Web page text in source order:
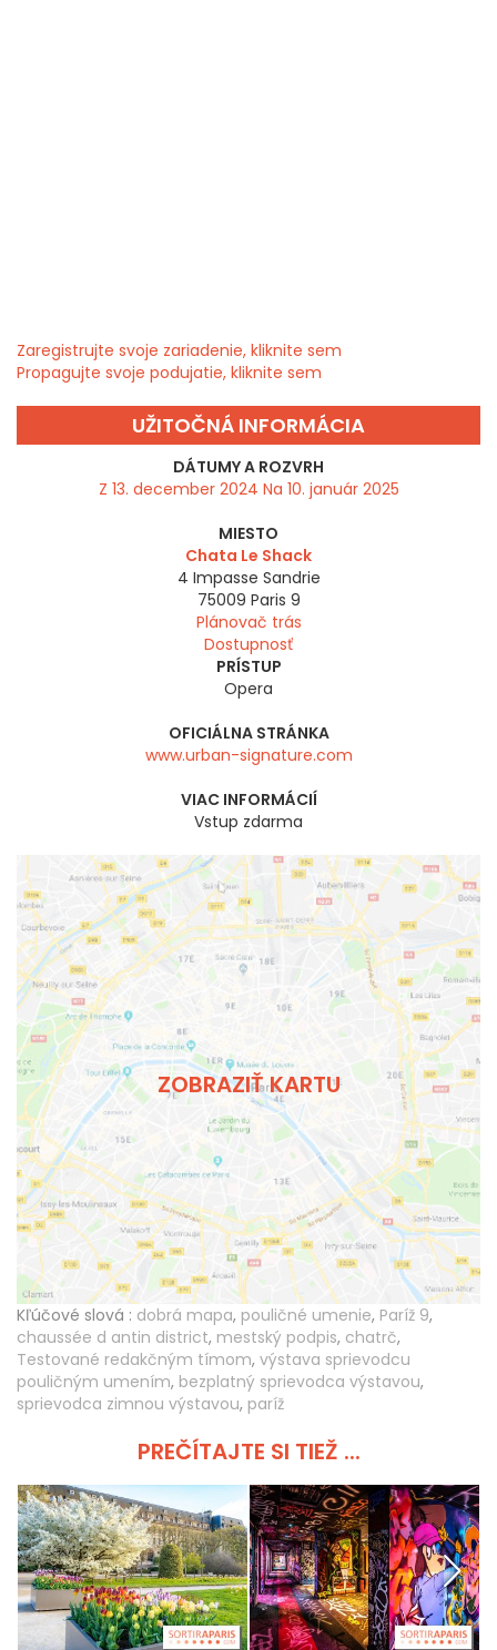
Zaregistrujte svoje zariadenie, kliknite sem
Propagujte svoje podujatie, kliknite sem
UŽITOČNÁ INFORMÁCIA
DÁTUMY A ROZVRH
Z 13. december 2024 Na 10. január 2025
MIESTO
Chata Le Shack
4 Impasse Sandrie
75009 Paris 9
Plánovač trás
Dostupnosť
PRÍSTUP
Opera
OFICIÁLNA STRÁNKA
www.urban-signature.com
VIAC INFORMÁCIÍ
Vstup zdarma
ZOBRAZIŤ KARTU
Kľúčové slová : dobrá mapa, pouličné umenie, Paríž 9,
chaussée d antin district, mestský podpis, chatrč,
Testované redakčným tímom, výstava sprievodcu
pouličným umením, bezplatný sprievodca výstavou,
sprievodca zimnou výstavou, paríž
PREČÍTAJTE SI TIEŽ ...